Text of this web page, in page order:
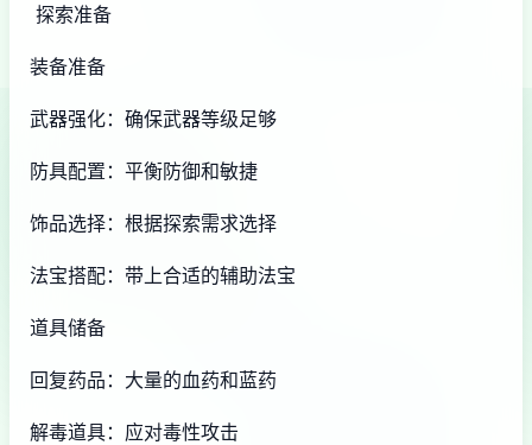
探索准备
装备准备
武器强化：确保武器等级足够
防具配置：平衡防御和敏捷
饰品选择：根据探索需求选择
法宝搭配：带上合适的辅助法宝
道具储备
回复药品：大量的血药和蓝药
解毒道具：应对毒性攻击